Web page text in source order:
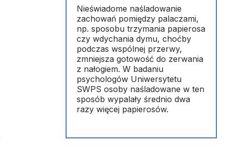
Nieświadome naśladowanie
zachowań pomiędzy palaczami,
np. sposobu trzymania papierosa
czy wdychania dymu, choćby
podczas wspólnej przerwy,
zmniejsza gotowość do zerwania
z nałogiem. W badaniu
psychologów Uniwersytetu
SWPS osoby naśladowane w ten
sposób wypalały średnio dwa
razy więcej papierosów.